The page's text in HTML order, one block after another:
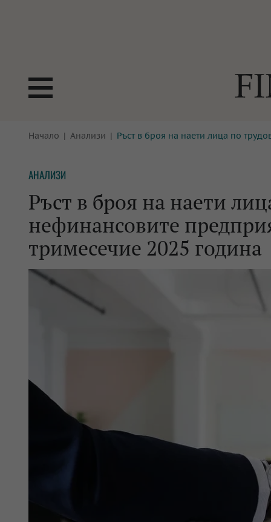
БОРСИ
КРИПТО
БАНКИ
ПАРИТЕ
ЗАСТРАХОВАНЕ
ЕНЕРГЕТИКА
ИМОТИ
Начало Анализи Ръст в броя на наети лица по
АНАЛИЗИ
Ръст в броя на наети
нефинансовите
тримесечие 2025 година